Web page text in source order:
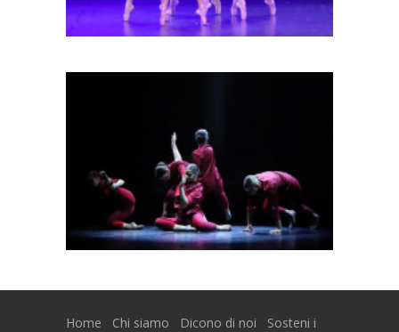
Home Chi siamo Dicono di noi
Sosteni i